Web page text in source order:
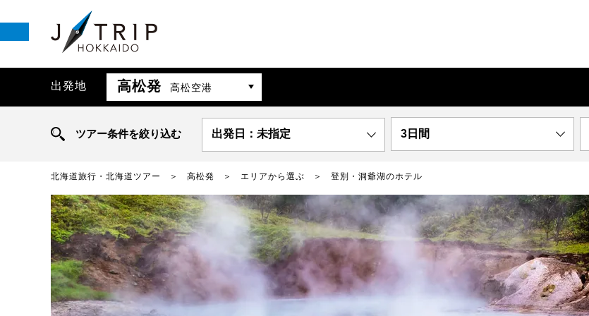
出発地 高松発 高松空港
ツアー条件を絞り込む 出発日：未指定 3日間
北海道旅行・北海道ツアー 高松発 エリアから選ぶ 登別・洞爺湖のホテル